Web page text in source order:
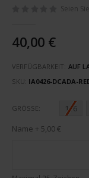
Seien
40,00 €
VERFÜGBARKEIT: AUF
SKU IA0426-DCADA-
GRÖSSE 116
Name + 5,00 €